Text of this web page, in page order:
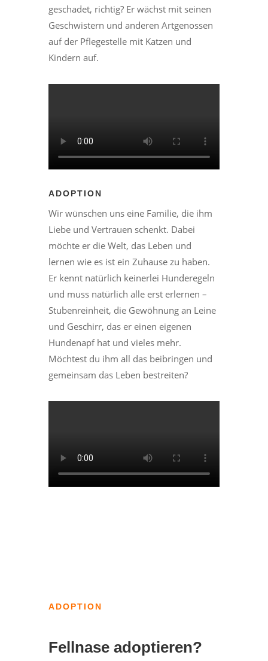
geschadet, richtig? Er wächst mit seinen
Geschwistern und anderen Artgenossen
auf der Pflegestelle mit Katzen und
Kindern auf.
ADOPTION
Wir wünschen uns eine Familie, die ihm
Liebe und Vertrauen schenkt. Dabei
möchte er die Welt, das Leben und
lernen wie es ist ein Zuhause zu haben.
Er kennt natürlich keinerlei Hunderegeln
und muss natürlich alle erst erlernen –
Stubenreinheit, die Gewöhnung an Leine
und Geschirr, das er einen eigenen
Hundenapf hat und vieles mehr.
Möchtest du ihm all das beibringen und
gemeinsam das Leben bestreiten?
ADOPTION
Fellnase adoptieren?